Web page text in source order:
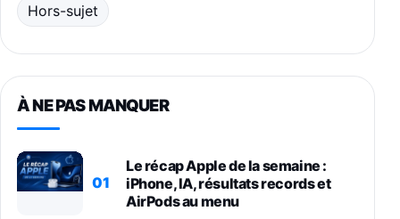
Hors-sujet
À NE PAS MANQUER
01
Le récap Apple de la semaine :
iPhone, IA, résultats records et
AirPods au menu